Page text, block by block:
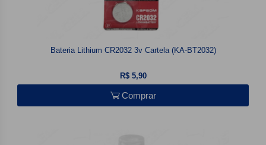
Bateria Lithium CR2032 3v Cartela (KA-BT2032)
R$ 5,90
Comprar